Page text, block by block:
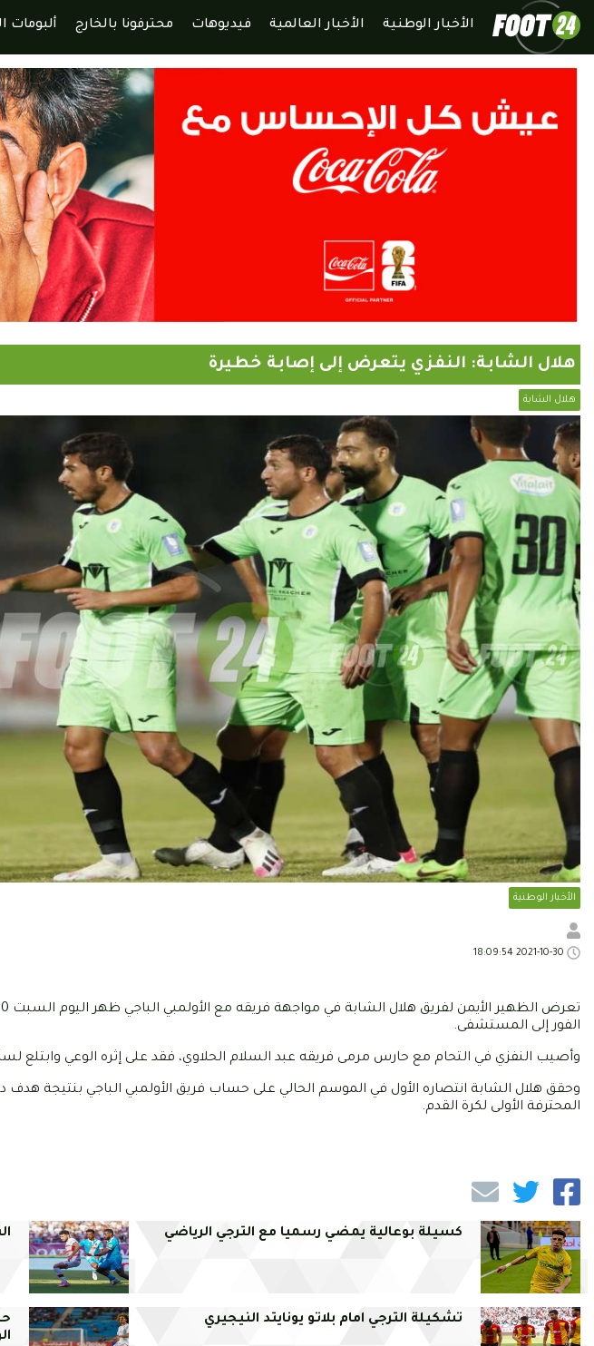
الأخبار الوطنية الأخبار العالمية فيديوهات محترفونا بالخارج ألبومات
هلال الشابة: النفزي يتعرض إلى إصابة خطيرة
هلال الشابة
الأخبار الوطنية
الفور إلى المستشفى.
وأصيب النفزي في التحام مع حارس مرمى فريقه عبد السلام الحلاوي، فقد على إثره الوعي وابتلع
وحقق هلال الشابة انتصاره الأول في الموسم الحالي على حساب فريق الأولمبي الباجي بنتيجة هدف
المحترفة الأولى لكرة القدم.
كسيلة بوعالية يمضي رسميا مع الترجي الرياضي
تشكيلة الترجي امام بلاتو يونايتد النيجيري